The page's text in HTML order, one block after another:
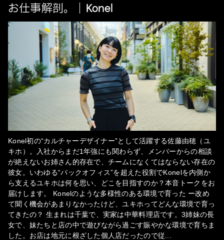
お仕事解剖。｜Konel
Konel初の“カルチャーデザイナー”として活躍する佐藤由穂（ユ
キホ）。入社からまだ1年強にも関わらず、メンバーからの相談
が絶えないお姉さん的存在で、チームになくてはならない存在の
彼女。いわゆる“バックオフィス”を超えた役割でKonelを内側か
ら支えるユキホは何を思い、どこを目指すのか？本音トークをお
届けします。 Konelのような多様性のある環境で育った ー改め
て聞く機会があまりなかったけど、ユキホってどんな環境で育っ
てきたの？ 生まれは千葉で、実家は中華料理店です。3姉妹の長
女で、妹たちと店の中で遊びながら過ごす賑やかな環境で育ちま
した。お店は地元に根ざした個人店だったので従